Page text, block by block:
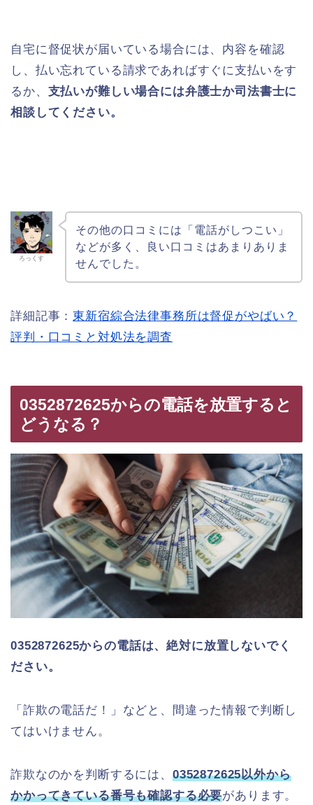
自宅に督促状が届いている場合には、内容を確認
し、払い忘れている請求であればすぐに支払いをす
るか、 支払いが難しい場合には弁護士か司法書士に
相談してください。
ろっくす
その他の口コミには「電話がしつこい」
などが多く、良い口コミはあまりありま
せんでした。
詳細記事：東新宿綜合法律事務所は督促がやばい？
評判・口コミと対処法を調査
0352872625からの電話を放置すると
どうなる？
0352872625からの電話は、絶対に放置しないでく
ださい。
「詐欺の電話だ！」などと、間違った情報で判断し
てはいけません。
詐欺なのかを判断するには、 0352872625以外から
かかってきている番号も確認する必要があります。